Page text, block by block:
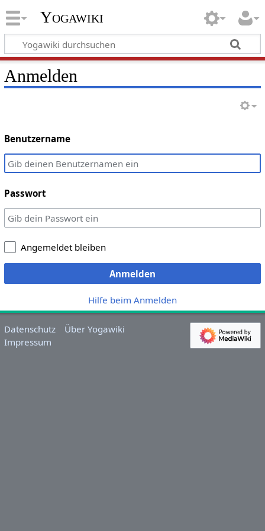
Yogawiki
Anmelden
Benutzername
Passwort
Angemeldet bleiben
Anmelden
Hilfe beim Anmelden
Datenschutz
Über Yogawiki
Impressum